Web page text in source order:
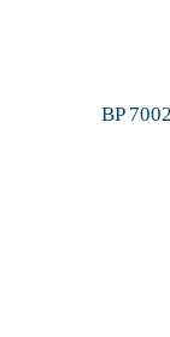
BP